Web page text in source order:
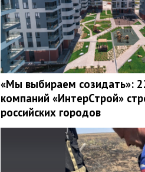
«Мы выбираем созидать»:
компаний «ИнтерСтрой»
российских городов